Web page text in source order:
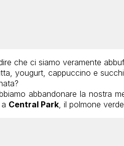
che ci siamo veramente
yougurt, cappuccino e
abbandonare la nostra
Central Park, il polmone